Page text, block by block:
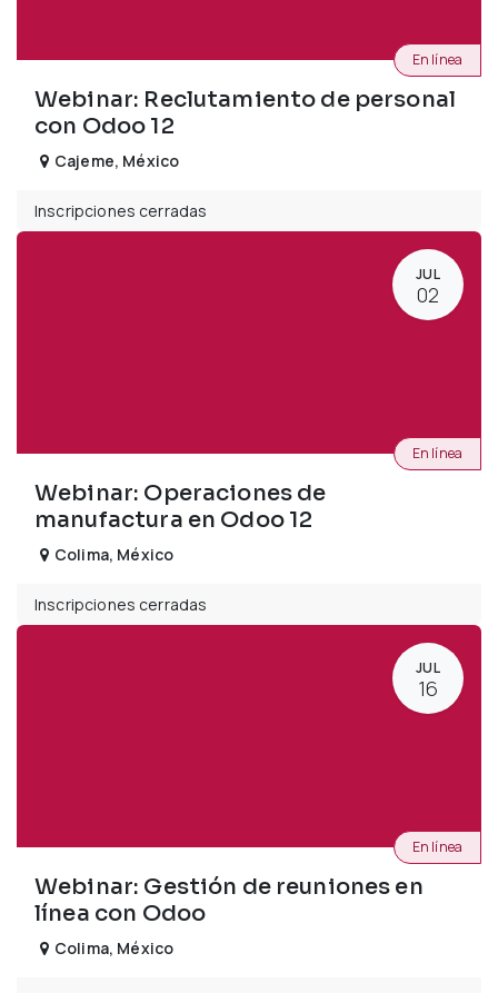
Webinar: Reclutamiento de personal
con Odoo 12
En línea
Cajeme, México
Inscripciones cerradas
JUL
02
Webinar: Operaciones de
manufactura en Odoo 12
En línea
Colima, México
Inscripciones cerradas
JUL
16
Webinar: Gestión de reuniones en
línea con Odoo
En línea
Colima, México